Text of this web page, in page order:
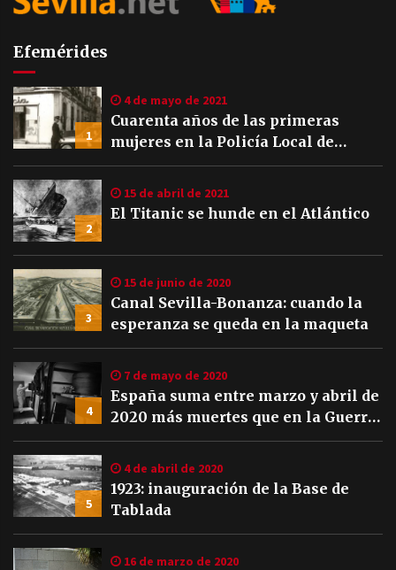
Efemérides
1
4 de mayo de 2021
Cuarenta años de las primeras
mujeres en la Policía Local de
Sevilla
2
15 de abril de 2021
El Titanic se hunde en el Atlántico
3
15 de junio de 2020
Canal Sevilla-Bonanza: cuando la
esperanza se queda en la maqueta
4
7 de mayo de 2020
España suma entre marzo y abril de
2020 más muertes que en la Guerra
Civil
5
4 de abril de 2020
1923: inauguración de la Base de
Tablada
16 de marzo de 2020